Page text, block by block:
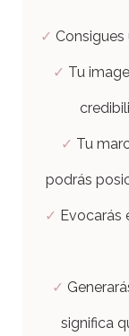
✓
✓ Tu
✓ Tu
podrás
✓ Evocarás
✓
significa